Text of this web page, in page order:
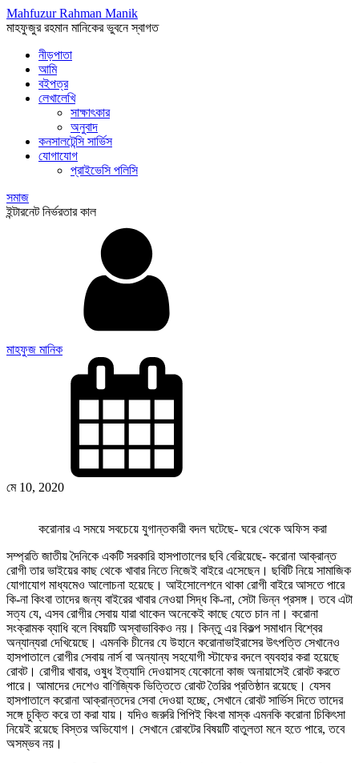
Mahfuzur Rahman Manik
মাহফুজুর রহমান মানিকের ভুবনে স্বাগত
নীড়পাতা
আমি
বইপত্র
লেখালেখি
সাক্ষাৎকার
অনুবাদ
কনসালটেন্সি সার্ভিস
যোগাযোগ
প্রাইভেসি পলিসি
সমাজ
ইন্টারনেট নির্ভরতার কাল
মাহফুজ মানিক
মে 10, 2020
করোনার এ সময়ে সবচেয়ে যুগান্তকারী বদল ঘটেছে- ঘরে থেকে অফিস করা
সম্প্রতি জাতীয় দৈনিকে একটি সরকারি হাসপাতালের ছবি বেরিয়েছে- করোনা আক্রান্ত
রোগী তার ভাইয়ের কাছ থেকে খাবার নিতে নিজেই বাইরে এসেছেন। ছবিটি নিয়ে সামাজিক
যোগাযোগ মাধ্যমেও আলোচনা হয়েছে। আইসোলেশনে থাকা রোগী বাইরে আসতে পারে
কি-না কিংবা তাদের জন্য বাইরের খাবার নেওয়া সিদ্ধ কি-না, সেটা ভিন্ন প্রসঙ্গ। তবে এটা
সত্য যে, এসব রোগীর সেবায় যারা থাকেন অনেকেই কাছে যেতে চান না। করোনা
সংক্রামক ব্যাধি বলে বিষয়টি অস্বাভাবিকও নয়। কিন্তু এর বিকল্প সমাধান বিশ্বের
অন্যান্যরা দেখিয়েছে। এমনকি চীনের যে উহানে করোনাভাইরাসের উৎপত্তি সেখানেও
হাসপাতালে রোগীর সেবায় নার্স বা অন্যান্য সহযোগী স্টাফের বদলে ব্যবহার করা হয়েছে
রোবট। রোগীর খাবার, ওষুধ ইত্যাদি দেওয়াসহ যেকোনো কাজ অনায়াসেই রোবট করতে
পারে। আমাদের দেশেও বাণিজ্যিক ভিত্তিতে রোবট তৈরির প্রতিষ্ঠান রয়েছে। যেসব
হাসপাতালে করোনা আক্রান্তদের সেবা দেওয়া হচ্ছে, সেখানে রোবট সার্ভিস দিতে তাদের
সঙ্গে চুক্তি করে তা করা যায়। যদিও জরুরি পিপিই কিংবা মাস্ক এমনকি করোনা চিকিৎসা
নিয়েই রয়েছে বিস্তর অভিযোগ। সেখানে রোবটের বিষয়টি বাতুলতা মনে হতে পারে, তবে
অসম্ভব নয়।